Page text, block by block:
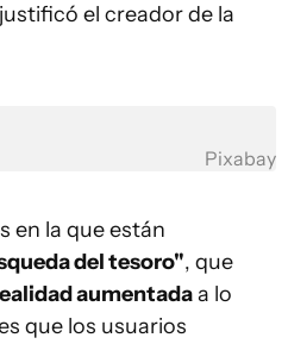
el creador de la
Pixabay
en la que están
del tesoro", que
aumentadaa lo
que los usuarios